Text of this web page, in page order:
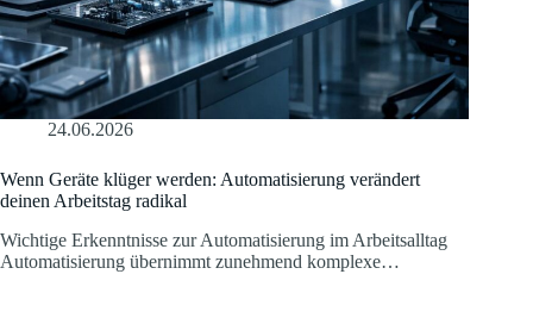
24.06.2026
Wenn Geräte klüger werden: Automatisierung verändert
deinen Arbeitstag radikal
Wichtige Erkenntnisse zur Automatisierung im Arbeitsalltag
Automatisierung übernimmt zunehmend komplexe…